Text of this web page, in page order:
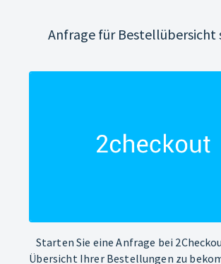
Anfrage für Bestellübersicht
Starten Sie eine Anfrage bei
Übersicht Ihrer Bestellungen zu